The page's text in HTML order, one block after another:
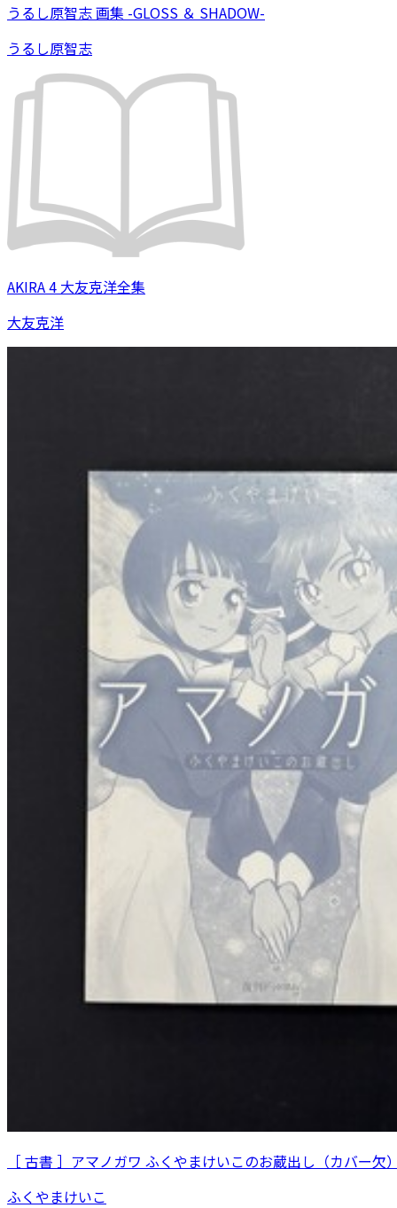
うるし原智志 画集 -GLOSS ＆ SHADOW-
うるし原智志
AKIRA 4 大友克洋全集
大友克洋
［ 古書 ］アマノガワ ふくやまけいこのお蔵出し（カバー欠
ふくやまけいこ